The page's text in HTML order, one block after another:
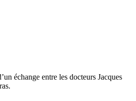
échange entre les docteurs Jacques